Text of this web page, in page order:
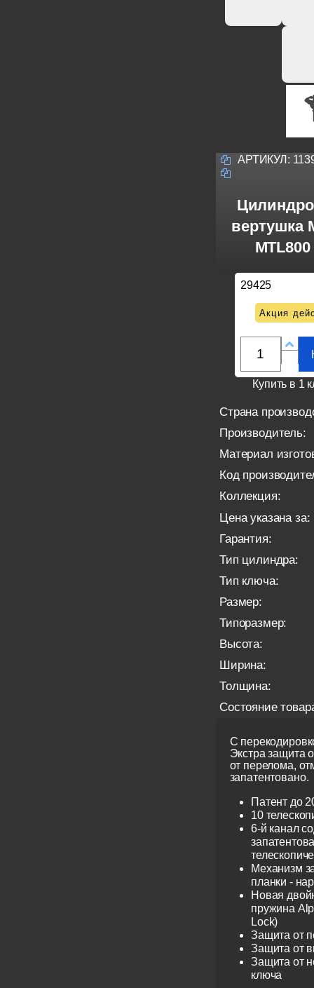
АРТИКУЛ:
вертушка
29425
Акция
Купить в 1
Страна
Производитель:
Материал
Код
Коллекция:
Цена указана за:
Гарантия:
Тип цилиндра:
Тип ключа:
Размер:
Типоразмер:
Высота:
Ширина:
Толщина:
Состояние
С
Экстра защита
от перелома,
запатентовано.
Патент до
10
6-й канал
Механизм
планки -
Новая
пружина
Lock)
Защита от
Защита от
Защита от
ключа